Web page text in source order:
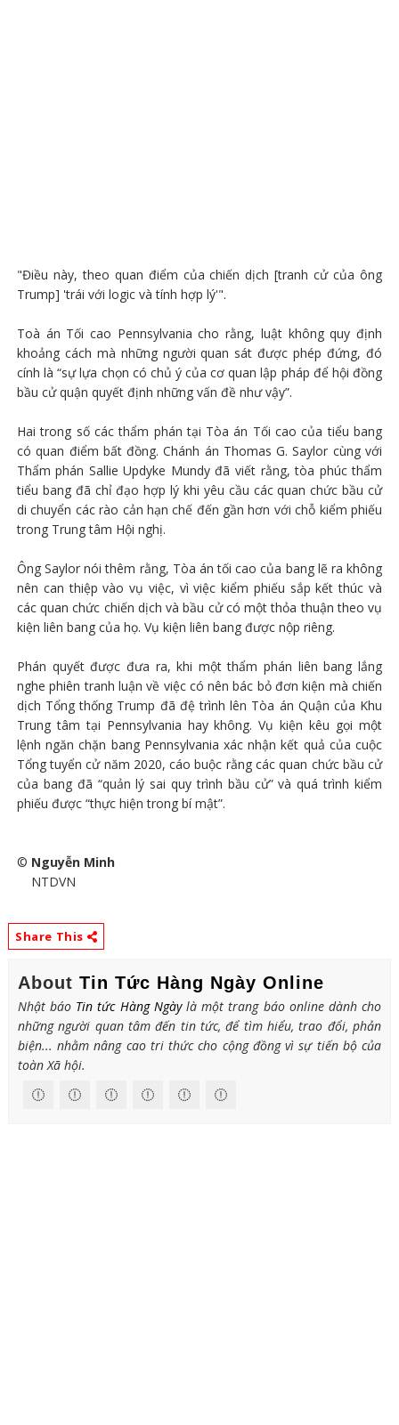
"Điều này, theo quan điểm của chiến dịch [tranh cử của ông
Trump] 'trái với logic và tính hợp lý'".
Toà án Tối cao Pennsylvania cho rằng, luật không quy định
khoảng cách mà những người quan sát được phép đứng, đó
cính là “sự lựa chọn có chủ ý của cơ quan lập pháp để hội đồng
bầu cử quận quyết định những vấn đề như vậy”.
Hai trong số các thẩm phán tại Tòa án Tối cao của tiểu bang
có quan điểm bất đồng. Chánh án Thomas G. Saylor cùng với
Thẩm phán Sallie Updyke Mundy đã viết rằng, tòa phúc thẩm
tiểu bang đã chỉ đạo hợp lý khi yêu cầu các quan chức bầu cử
di chuyển các rào cản hạn chế đến gần hơn với chỗ kiểm phiếu
trong Trung tâm Hội nghị.
Ông Saylor nói thêm rằng, Tòa án tối cao của bang lẽ ra không
nên can thiệp vào vụ việc, vì việc kiểm phiếu sắp kết thúc và
các quan chức chiến dịch và bầu cử có một thỏa thuận theo vụ
kiện liên bang của họ. Vụ kiện liên bang được nộp riêng.
Phán quyết được đưa ra, khi một thẩm phán liên bang lắng
nghe phiên tranh luận về việc có nên bác bỏ đơn kiện mà chiến
dịch Tổng thống Trump đã đệ trình lên Tòa án Quận của Khu
Trung tâm tại Pennsylvania hay không. Vụ kiện kêu gọi một
lệnh ngăn chặn bang Pennsylvania xác nhận kết quả của cuộc
Tổng tuyển cử năm 2020, cáo buộc rằng các quan chức bầu cử
của bang đã “quản lý sai quy trình bầu cử” và quá trình kiểm
phiếu được “thực hiện trong bí mật”.
© Nguyễn Minh
NTDVN
Share This
About Tin Tức Hàng Ngày Online
Nhật báo Tin tức Hàng Ngàylà một trang báo online dành cho
những người quan tâm đến tin tức, để tìm hiểu, trao đổi, phản
biện... nhằm nâng cao tri thức cho cộng đồng vì sự tiến bộ của
toàn Xã hội.